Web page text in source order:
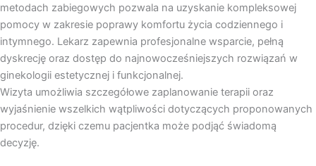
metodach zabiegowych pozwala na uzyskanie kompleksowej
pomocy w zakresie poprawy komfortu życia codziennego i
intymnego. Lekarz zapewnia profesjonalne wsparcie, pełną
dyskrecję oraz dostęp do najnowocześniejszych rozwiązań w
ginekologii estetycznej i funkcjonalnej.
Wizyta umożliwia szczegółowe zaplanowanie terapii oraz
wyjaśnienie wszelkich wątpliwości dotyczących proponowanych
procedur, dzięki czemu pacjentka może podjąć świadomą
decyzję.